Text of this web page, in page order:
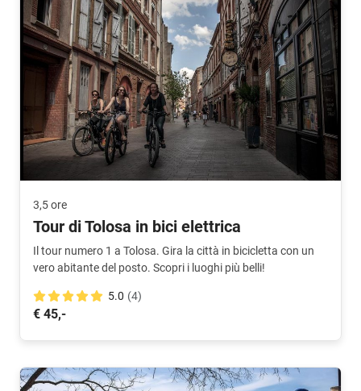
3,5 ore
Tour di Tolosa in bici elettrica
Il tour numero 1 a Tolosa. Gira la città in bicicletta con un
vero abitante del posto. Scopri i luoghi più belli!
5.0 (4)
€ 45,-